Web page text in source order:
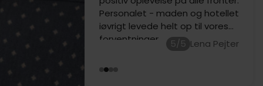
Personalet - maden og hotellet
iøvrigt levede helt op til vores
forventninger.
5/5 Lena Pejter
859,-